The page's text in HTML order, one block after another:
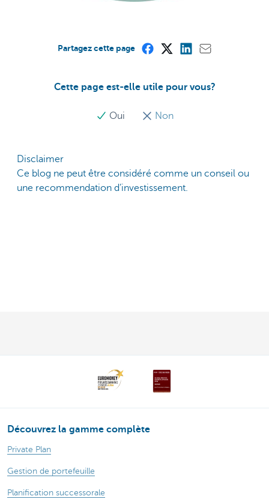
Cette page est-elle utile pour vous?
Oui Non
Partagez cette page
Disclaimer
Ce blog ne peut être considéré comme un conseil ou
une recommendation d’investissement.
Découvrez la gamme complète
Private Plan
Gestion de portefeuille
Planification successorale